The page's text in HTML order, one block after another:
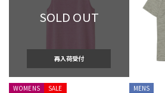
SOLD OUT
再入荷受付
SALE
WOMENS
MENS